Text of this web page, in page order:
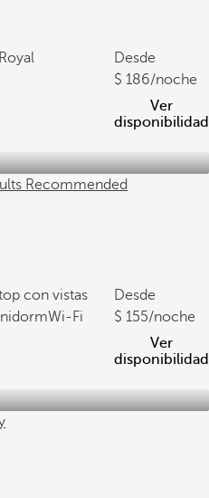
Desde
186/noche
Ver
disponibilidad
Recommended
con vistas
Wi-Fi
Desde
155/noche
Ver
disponibilidad